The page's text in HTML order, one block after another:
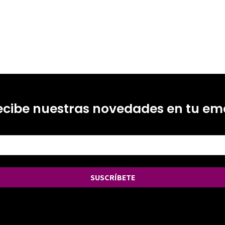
nuestras novedades en tu
SUSCRÍBETE